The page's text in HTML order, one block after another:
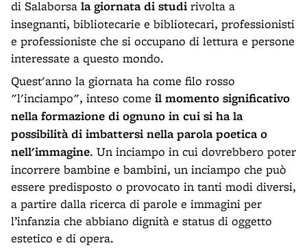
di Salaborsa la giornata di studi rivolta a
insegnanti, bibliotecarie e bibliotecari, professionisti
e professioniste che si occupano di lettura e persone
interessate a questo mondo.
Quest'anno la giornata ha come filo rosso
"l'inciampo", inteso come il momento significativo
nella formazione di ognuno in cui si ha la
possibilità di imbattersi nella parola poetica o
nell'immagine. Un inciampo in cui dovrebbero poter
incorrere bambine e bambini, un inciampo che può
essere predisposto o provocato in tanti modi diversi,
a partire dalla ricerca di parole e immagini per
l’infanzia che abbiano dignità e status di oggetto
estetico e di opera.